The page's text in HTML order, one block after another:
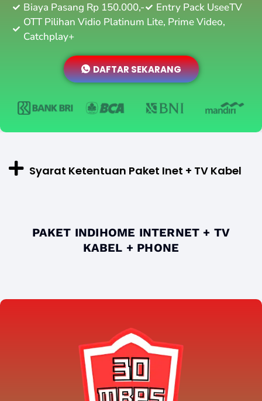
Biaya Pasang Rp 150.000,-
Entry Pack UseeTV
OTT Pilihan Vidio Platinum Lite, Prime Video,
Catchplay+
DAFTAR SEKARANG
Syarat Ketentuan Paket Inet + TV Kabel
PAKET INDIHOME INTERNET + TV
KABEL + PHONE